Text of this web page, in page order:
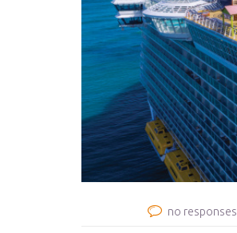
no responses